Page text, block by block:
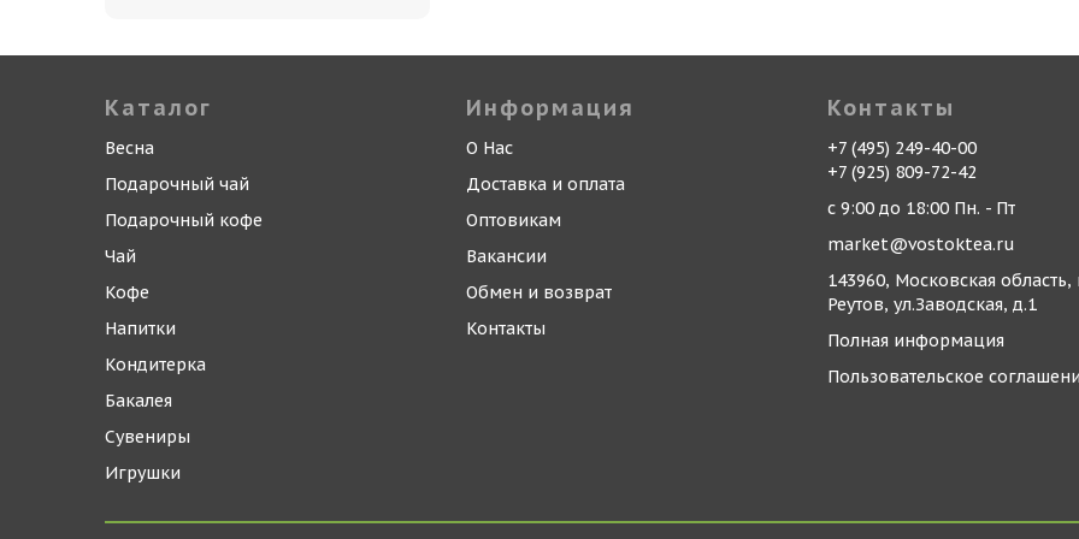
Каталог
Весна
Подарочный чай
Подарочный кофе
Чай
Кофе
Напитки
Кондитерка
Бакалея
Сувениры
Игрушки
Информация
О Нас
Доставка и оплата
Оптовикам
Вакансии
Обмен и возврат
Контакты
Контакты
+7 (495) 249-40-00
+7 (925) 809-72-42
с 9:00 до 18:00 Пн. - Пт
market@vostoktea.ru
143960, Московская область,
Реутов, ул.Заводская, д.1
Полная информация
Пользовательское